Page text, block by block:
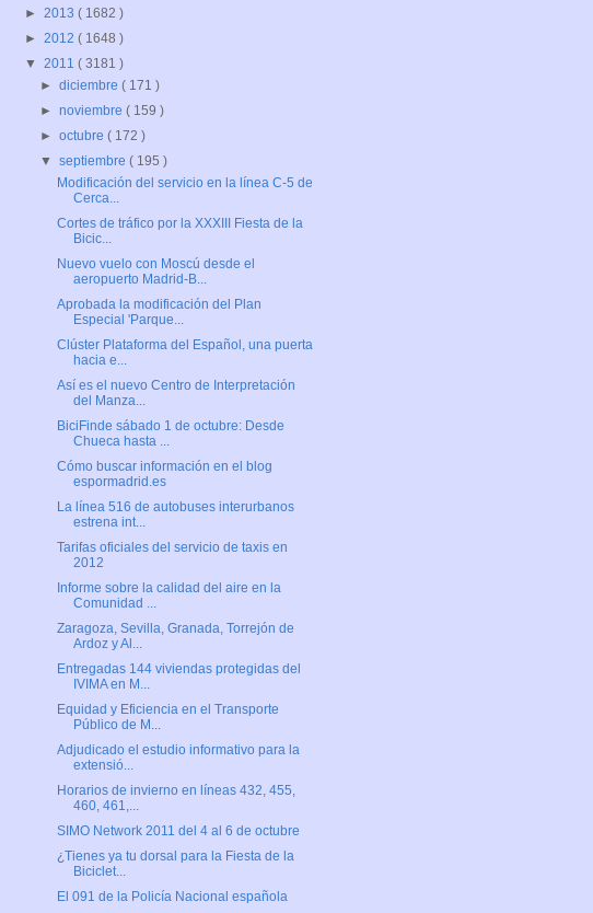
► 2013 ( 1682 )
► 2012 ( 1648 )
▼ 2011 ( 3181 )
►diciembre( 171 )
►noviembre( 159 )
►octubre( 172 )
▼septiembre( 195 )
Modificación del servicio en la línea C-5 de
Cerca...
Cortes de tráfico por la XXXIII Fiesta de la
Bicic...
Nuevo vuelo con Moscú desde el
aeropuerto Madrid-B...
Aprobada la modificación del Plan
Especial 'Parque...
Clúster Plataforma del Español, una puerta
hacia e...
Así es el nuevo Centro de Interpretación
del Manza...
BiciFinde sábado 1 de octubre: Desde
Chueca hasta ...
Cómo buscar información en el blog
espormadrid.es
La línea 516 de autobuses interurbanos
estrena int...
Tarifas oficiales del servicio de taxis en
2012
Informe sobre la calidad del aire en la
Comunidad ...
Zaragoza, Sevilla, Granada, Torrejón de
Ardoz y Al...
Entregadas 144 viviendas protegidas del
IVIMA en M...
Equidad y Eficiencia en el Transporte
Público de M...
Adjudicado el estudio informativo para la
extensió...
Horarios de invierno en líneas 432, 455,
460, 461,...
SIMO Network 2011 del 4 al 6 de octubre
¿Tienes ya tu dorsal para la Fiesta de la
Biciclet...
El 091 de la Policía Nacional española